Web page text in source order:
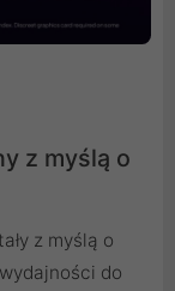
z myślą o
z myślą o
do